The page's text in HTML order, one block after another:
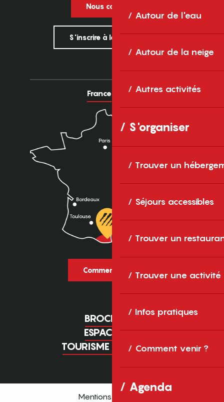
Autour de l'eau
Autour de la neige
Autres activités
S'organiser
Trouver un
Séjours accessibles
Trouver un
Trouver une activité
Infos pratiques
Comment venir ?
Agenda
Nous contacter
S'inscrire à la newsletter
France Europe
Comment venir ?
BROCHURES
ESPACE PRO
TOURISME D'AFFAIRES
Mentions légales